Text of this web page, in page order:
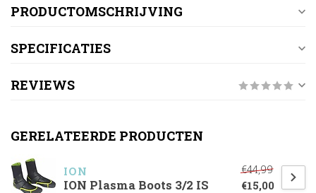
PRODUCTOMSCHRIJVING
SPECIFICATIES
REVIEWS
GERELATEERDE PRODUCTEN
ION
ION Plasma Boots 3/2 IS
€44,99
€15,00